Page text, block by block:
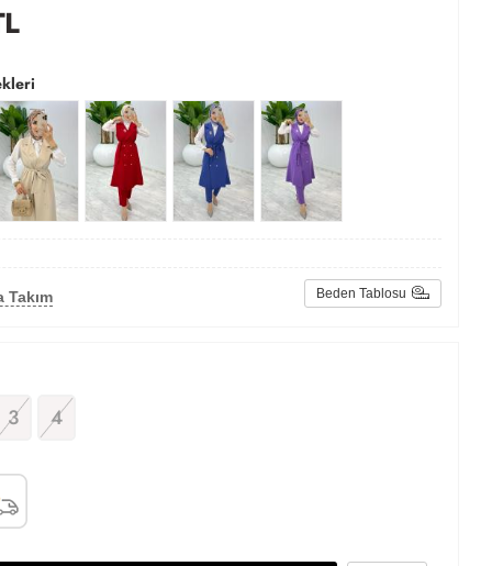
Takım Beden Tablosu
3 4